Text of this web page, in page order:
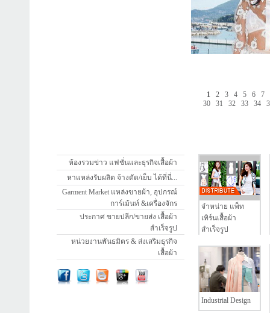
1 2 3 4 5 6
7
30
31 32 33 34
ห้องรวมข่าว แฟชั่นและธุรกิจเสื้อผ้า
หาแหล่งรับผลิต จ้างตัด/เย็บ ได้ที่นี่...
Garment Market แหล่งขายผ้า, อุปกรณ์
การ์เม้นท์ &เครื่องจักร
ประกาศ ขายปลีก/ขายส่ง เสื้อผ้า
สำเร็จรูป
หน่วยงานพันธมิตร & ส่งเสริมธุรกิจ
เสื้อผ้า
จำหน่าย แพ็ท
เทิร์นเสื้อผ้า
สำเร็จรูป
Industrial Design